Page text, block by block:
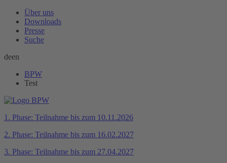
Über uns
Downloads
Presse
Suche
deen
BPW
Test
1. Phase: Teilnahme bis zum 10.11.2026
2. Phase: Teilnahme bis zum 16.02.2027
3. Phase: Teilnahme bis zum 27.04.2027